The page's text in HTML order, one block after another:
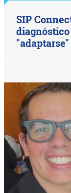
SIP
diagnóstico